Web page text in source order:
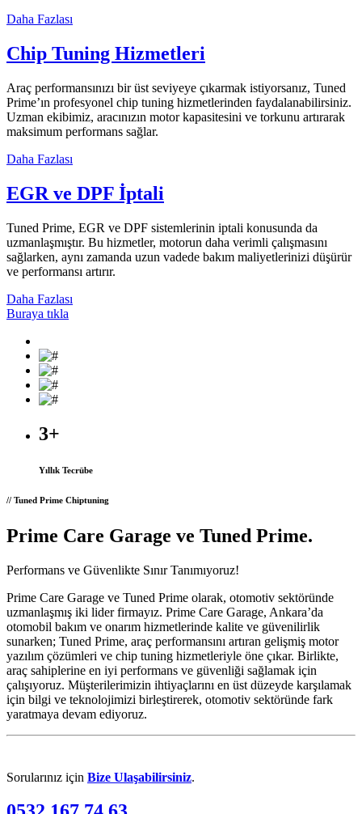
Daha Fazlası
Chip Tuning Hizmetleri
Araç performansınızı bir üst seviyeye çıkarmak istiyorsanız, Tuned
Prime’ın profesyonel chip tuning hizmetlerinden faydalanabilirsiniz.
Uzman ekibimiz, aracınızın motor kapasitesini ve torkunu artırarak
maksimum performans sağlar.
Daha Fazlası
EGR ve DPF İptali
Tuned Prime, EGR ve DPF sistemlerinin iptali konusunda da
uzmanlaşmıştır. Bu hizmetler, motorun daha verimli çalışmasını
sağlarken, aynı zamanda uzun vadede bakım maliyetlerinizi düşürür
ve performansı artırır.
Daha Fazlası
Buraya tıkla
3+
Yıllık Tecrübe
// Tuned Prime Chiptuning
Prime Care Garage ve Tuned Prime.
Performans ve Güvenlikte Sınır Tanımıyoruz!
Prime Care Garage ve Tuned Prime olarak, otomotiv sektöründe
uzmanlaşmış iki lider firmayız. Prime Care Garage, Ankara’da
otomobil bakım ve onarım hizmetlerinde kalite ve güvenilirlik
sunarken; Tuned Prime, araç performansını artıran gelişmiş motor
yazılım çözümleri ve chip tuning hizmetleriyle öne çıkar. Birlikte,
araç sahiplerine en iyi performans ve güvenliği sağlamak için
çalışıyoruz. Müşterilerimizin ihtiyaçlarını en üst düzeyde karşılamak
için bilgi ve teknolojimizi birleştirerek, otomotiv sektöründe fark
yaratmaya devam ediyoruz.
Sorularınız için Bize Ulaşabilirsiniz.